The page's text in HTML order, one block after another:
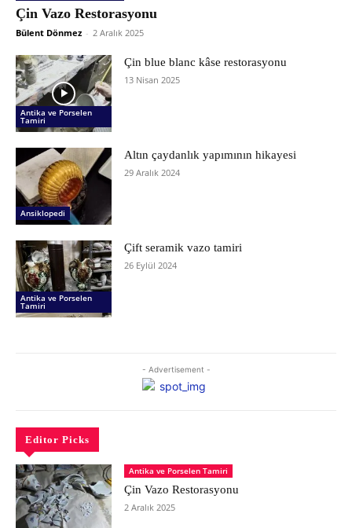
Çin Vazo Restorasyonu
Bülent Dönmez - 2 Aralık 2025
Antika ve Porselen
Tamiri
Çin blue blanc kâse restorasyonu
13 Nisan 2025
Ansiklopedi
Altın çaydanlık yapımının hikayesi
29 Aralık 2024
Antika ve Porselen
Tamiri
Çift seramik vazo tamiri
26 Eylül 2024
- Advertisement -
Editor Picks
Antika ve Porselen Tamiri
Çin Vazo Restorasyonu
2 Aralık 2025